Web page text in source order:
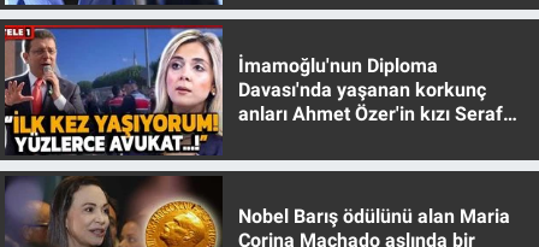
İmamoğlu'nun Diploma
Davası'nda yaşanan korkunç
anları Ahmet Özer'in kızı Seraf
Nobel Barış ödülünü alan Maria
Corina Machado aslında bir